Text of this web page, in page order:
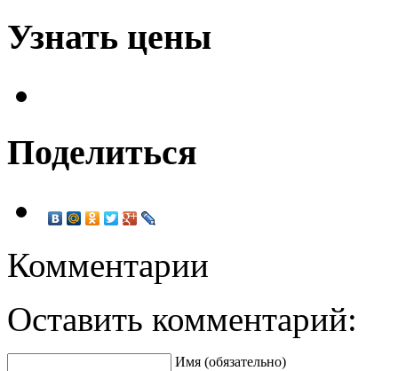
Узнать цены
Поделиться
Комментарии
Оставить комментарий:
Имя (обязательно)